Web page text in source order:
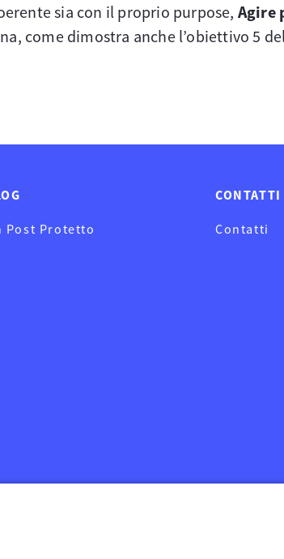
sia con il proprio purpose, Agire
come dimostra anche l’obiettivo 5
Post Protetto
CONTATTI
Contatti